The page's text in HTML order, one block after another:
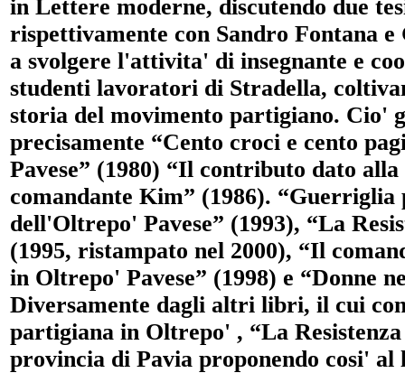
in Lettere moderne, discutendo due
rispettivamente con Sandro Fontana
a svolgere l'attivita' di insegnante e
studenti lavoratori di Stradella,
storia del movimento partigiano. Cio'
precisamente “Cento croci e cento
Pavese” (1980) “Il contributo dato
comandante Kim” (1986).
dell'Oltrepo' Pavese” (1993), “La
(1995, ristampato nel 2000), “Il
in Oltrepo' Pavese” (1998) e “Donne
Diversamente dagli altri libri, il cui
partigiana in Oltrepo' , “La
provincia di Pavia proponendo cosi'